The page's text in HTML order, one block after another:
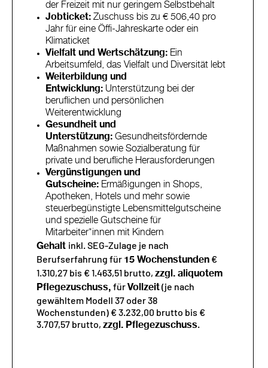
der Freizeit mit nur geringem Selbstbehalt
Jobticket: Zuschuss bis zu € 506,40 pro
Jahr für eine Öffi-Jahreskarte oder ein
Klimaticket
Vielfalt und Wertschätzung: Ein
Arbeitsumfeld, das Vielfalt und Diversität lebt
Weiterbildung und
Entwicklung: Unterstützung bei der
beruflichen und persönlichen
Weiterentwicklung
Gesundheit und
Unterstützung: Gesundheitsfördernde
Maßnahmen sowie Sozialberatung für
private und berufliche Herausforderungen
Vergünstigungen und
Gutscheine: Ermäßigungen in Shops,
Apotheken, Hotels und mehr sowie
steuerbegünstigte Lebensmittelgutscheine
und spezielle Gutscheine für
Mitarbeiter*innen mit Kindern
Gehalt inkl. SEG-Zulage je nach
Berufserfahrung für 15 Wochenstunden €
1.310,27 bis € 1.463,51 brutto, zzgl. aliquotem
Pflegezuschuss, für Vollzeit(je nach
gewähltem Modell 37 oder 38
Wochenstunden) € 3.232,00 brutto bis €
3.707,57 brutto, zzgl. Pflegezuschuss.